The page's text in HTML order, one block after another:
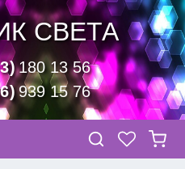
СВЕТА
180 13 56
939 15 76